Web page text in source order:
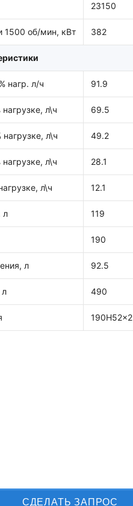
23150
1500 об/мин, кВт 382
нагр. л/ч 91.9
л\ч 69.5
л\ч 49.2
л\ч 28.1
л\ч 12.1
л 119
190
л 92.5
л 490
190H52x2
CДЕЛАТЬ ЗАПРОС